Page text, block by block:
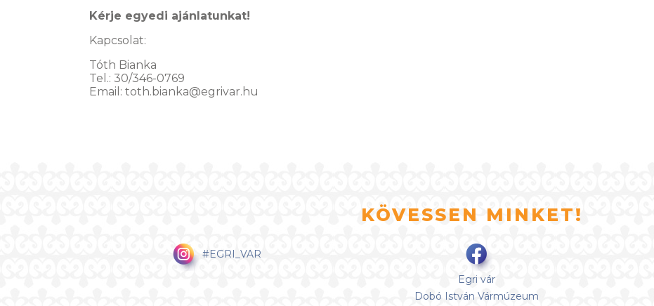
Kérje egyedi ajánlatunkat!
Kapcsolat:
Tóth Bianka
Tel.: 30/346-0769
Email: toth.bianka@egrivar.hu
KÖVESSEN MINKET!
#EGRI_VAR
Egri vár
Dobó István Vármúzeum